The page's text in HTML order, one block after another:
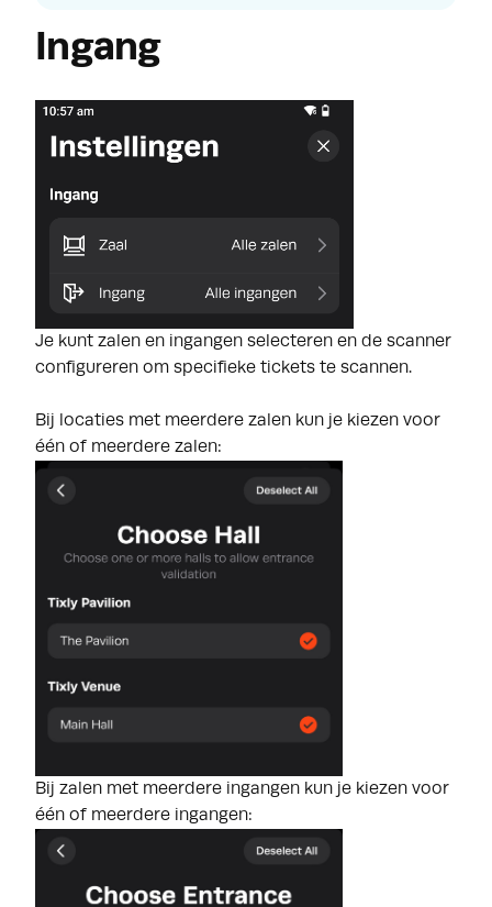
Ingang
Je kunt zalen en ingangen selecteren en de scanner
configureren om specifieke tickets te scannen.
Bij locaties met meerdere zalen kun je kiezen voor
één of meerdere zalen:
Bij zalen met meerdere ingangen kun je kiezen voor
één of meerdere ingangen: